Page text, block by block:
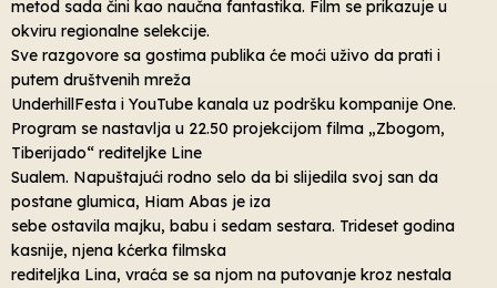
metod sada čini kao naučna fantastika. Film se prikazuje u
okviru regionalne selekcije.
Sve razgovore sa gostima publika će moći uživo da prati i
putem društvenih mreža
UnderhillFesta i YouTube kanala uz podršku kompanije One.
Program se nastavlja u 22.50 projekcijom filma „Zbogom,
Tiberijado“ rediteljke Line
Sualem. Napuštajući rodno selo da bi slijedila svoj san da
postane glumica, Hiam Abas je iza
sebe ostavila majku, babu i sedam sestara. Trideset godina
kasnije, njena kćerka filmska
rediteljka Lina, vraća se sa njom na putovanje kroz nestala